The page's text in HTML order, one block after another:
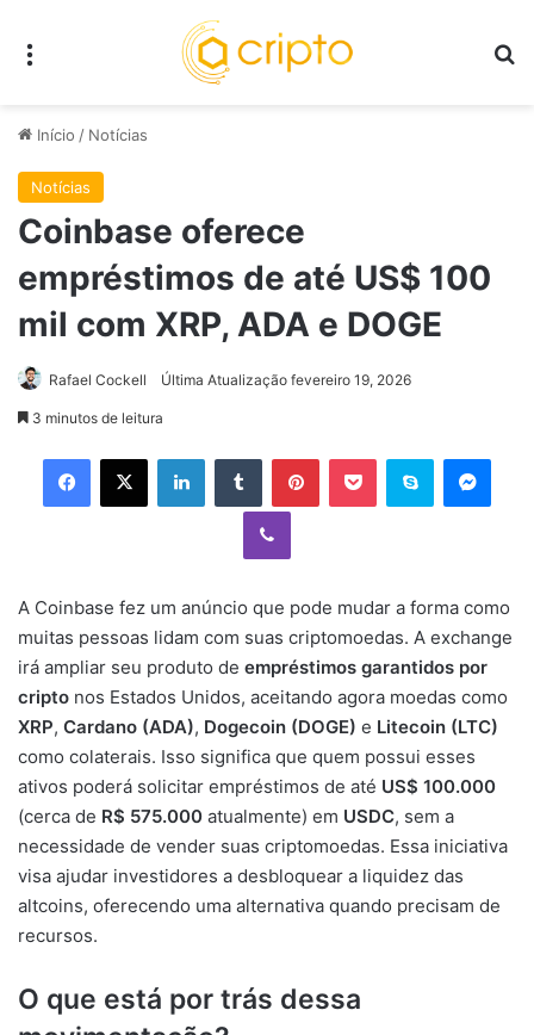
Início / Notícias
Notícias
Coinbase oferece
empréstimos de até US$ 100
mil com XRP, ADA e DOGE
Rafael Cockell Última Atualização fevereiro 19, 2026
3 minutos de leitura
Facebook
X LinkedinTumblr PinterestPocket Skype
Viber
A Coinbase fez um anúncio que pode mudar a forma como
muitas pessoas lidam com suas criptomoedas. A exchange
irá ampliar seu produto de empréstimos garantidos por
cripto nos Estados Unidos, aceitando agora moedas como
XRP, Cardano (ADA), Dogecoin (DOGE) e Litecoin (LTC)
como colaterais. Isso significa que quem possui esses
ativos poderá solicitar empréstimos de até US$ 100.000
(cerca de R$ 575.000 atualmente) em USDC, sem a
necessidade de vender suas criptomoedas. Essa iniciativa
visa ajudar investidores a desbloquear a liquidez das
altcoins, oferecendo uma alternativa quando precisam de
recursos.
O que está por trás dessa